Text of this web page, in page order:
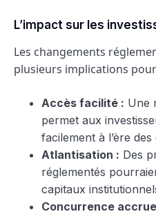
L’impact sur les
Les changements
plusieurs implications
Accès facilité : Une
permet aux
facilement à l’ère
Atlantisation : Des
réglementés
capitaux
Concurrence